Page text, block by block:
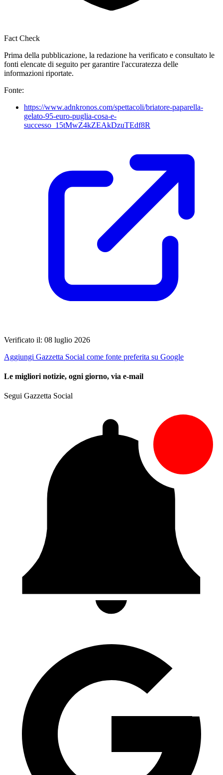
Fact Check
Prima della pubblicazione, la redazione ha verificato e consultato le
fonti elencate di seguito per garantire l'accuratezza delle
informazioni riportate.
Fonte:
https://www.adnkronos.com/spettacoli/briatore-paparella-
gelato-95-euro-puglia-cosa-e-
successo_15tMwZ4kZEAkDzuTEdf8R
Verificato il: 08 luglio 2026
Aggiungi Gazzetta Social come fonte preferita su Google
Le migliori notizie, ogni giorno, via e-mail
Segui Gazzetta Social